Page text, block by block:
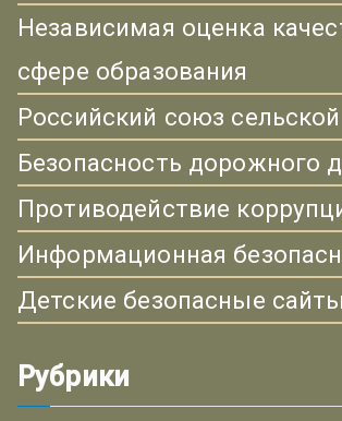
Независимая оценка
сфере образования
Российский союз
Безопасность дорожного
Противодействие
Информационная
Детские безопасные сайты
Рубрики